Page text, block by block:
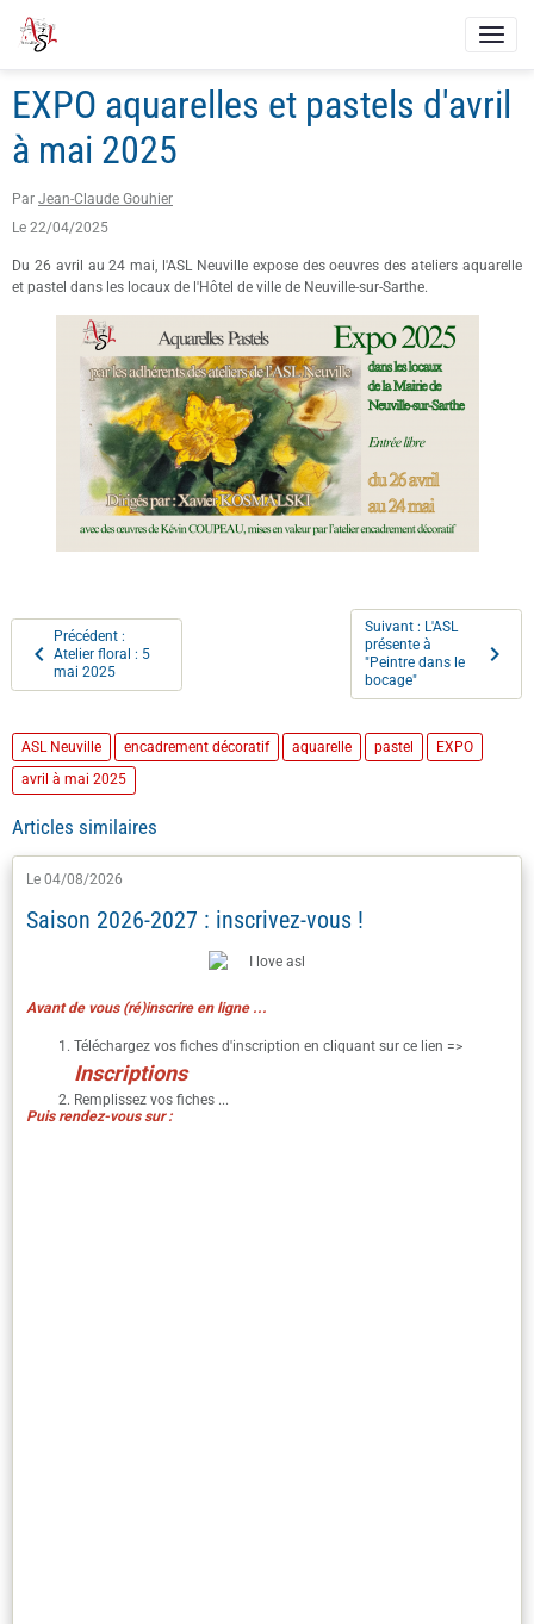
EXPO aquarelles et pastels d'avril
à mai 2025
Par Jean-Claude Gouhier
Le 22/04/2025
Du 26 avril au 24 mai, l'ASL Neuville expose des oeuvres des ateliers aquarelle
et pastel dans les locaux de l'Hôtel de ville de Neuville-sur-Sarthe.
Précédent :
Atelier floral : 5
mai 2025
Suivant : L'ASL
présente à
"Peintre dans le
bocage"
ASL Neuville encadrement décoratif aquarelle pastel
EXPO
avril à mai 2025
Articles similaires
Le 04/08/2026
Saison 2026-2027 : inscrivez-vous !
Avant de vous (ré)inscrire en ligne ...
Téléchargez vos fiches d'inscription en cliquant sur ce lien =>
Inscriptions
Remplissez vos fiches ...
Puis rendez-vous sur :